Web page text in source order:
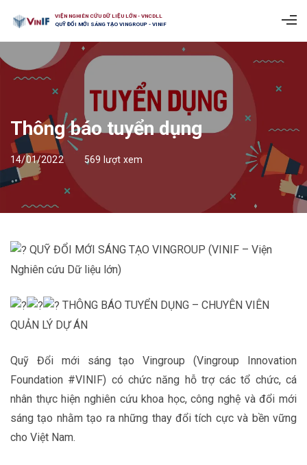
VIỆN NGHIÊN CỨU DỮ LIỆU LỚN - VNCDLL
QUỸ ĐỔI MỚI SÁNG TẠO VINGROUP - VINIF
Thông báo tuyển dụng
14/01/2022 569 lượt xem
QUỸ ĐỔI MỚI SÁNG TẠO VINGROUP (VINIF – Viện
Nghiên cứu Dữ liệu lớn)
THÔNG BÁO TUYỂN DỤNG – CHUYÊN VIÊN
QUẢN LÝ DỰ ÁN
Quỹ Đổi mới sáng tạo Vingroup (Vingroup Innovation
Foundation #VINIF) có chức năng hỗ trợ các tổ chức, cá
nhân thực hiện nghiên cứu khoa học, công nghệ và đổi mới
sáng tạo nhằm tạo ra những thay đổi tích cực và bền vững
cho Việt Nam.